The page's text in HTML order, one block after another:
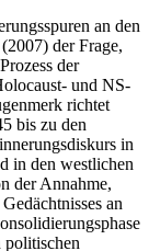
an den
(2007) der Frage,
der
und NS-
richtet
bis zu den
in
in den westlichen
der Annahme,
an
politischen